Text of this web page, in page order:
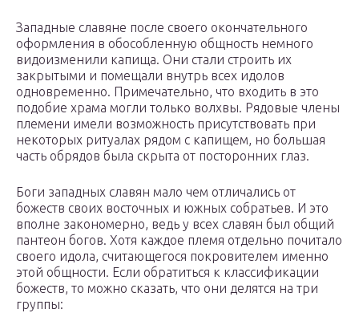
Западные славяне после своего окончательного
оформления в обособленную общность немного
видоизменили капища. Они стали строить их
закрытыми и помещали внутрь всех идолов
одновременно. Примечательно, что входить в это
подобие храма могли только волхвы. Рядовые члены
племени имели возможность присутствовать при
некоторых ритуалах рядом с капищем, но большая
часть обрядов была скрыта от посторонних глаз.
Боги западных славян мало чем отличались от
божеств своих восточных и южных собратьев. И это
вполне закономерно, ведь у всех славян был общий
пантеон богов. Хотя каждое племя отдельно почитало
своего идола, считающегося покровителем именно
этой общности. Если обратиться к классификации
божеств, то можно сказать, что они делятся на три
группы: